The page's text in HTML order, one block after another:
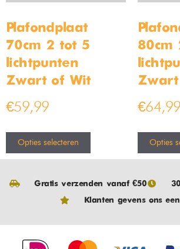
Plafondplaat
70cm 2 tot 5
lichtpunten –
Zwart of Wit
€59,99
Opties selecteren
80cm
€64,99
Opties
Gratis verzenden vanaf €50
Klanten gevens ons